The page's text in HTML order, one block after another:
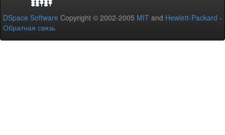
DSpace Software Copyright © 2002-2005 MIT and Hewlett-Packard -
Обратная связь